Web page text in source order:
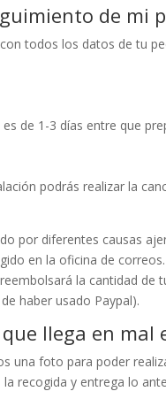
de mi
todos los datos de tu
de 1-3 días entre que
podrás realizar la
por diferentes causas
en la oficina de
la cantidad de
haber usado Paypal).
llega en mal
una foto para poder
recogida y entrega lo